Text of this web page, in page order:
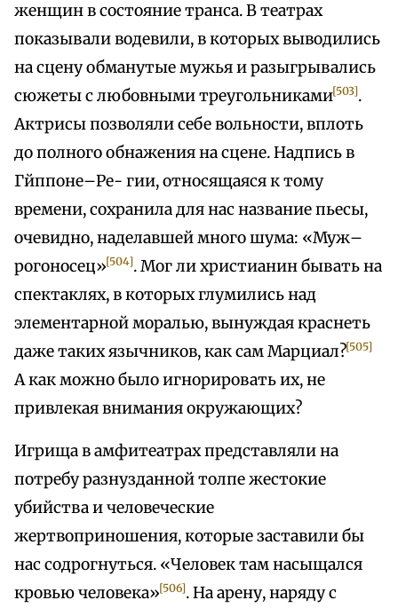
женщин в состояние транса. В театрах
показывали водевили, в которых выводились
на сцену обманутые мужья и разыгрывались
сюжеты с любовными треугольниками[503].
Актрисы позволяли себе вольности, вплоть
до полного обнажения на сцене. Надпись в
Гйппоне–Ре- гии, относящаяся к тому
времени, сохранила для нас название пьесы,
очевидно, наделавшей много шума: «Муж–
рогоносец»[504]. Мог ли христианин бывать на
спектаклях, в которых глумились над
элементарной моралью, вынуждая краснеть
даже таких язычников, как сам Марциал?[505]
А как можно было игнорировать их, не
привлекая внимания окружающих?
Игрища в амфитеатрах представляли на
потребу разнузданной толпе жестокие
убийства и человеческие
жертвоприношения, которые заставили бы
нас содрогнуться. «Человек там насыщался
кровью человека»[506]. На арену, наряду с